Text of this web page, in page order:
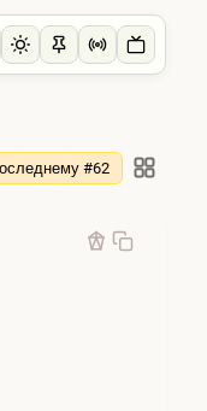
#62